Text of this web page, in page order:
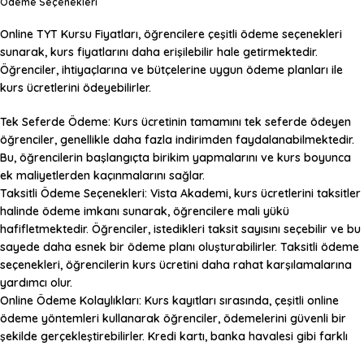
Online TYT Kursu Fiyatları, öğrencilere çeşitli ödeme seçenekleri
sunarak, kurs fiyatlarını daha erişilebilir hale getirmektedir.
Öğrenciler, ihtiyaçlarına ve bütçelerine uygun ödeme planları ile
kurs ücretlerini ödeyebilirler.
Tek Seferde Ödeme: Kurs ücretinin tamamını tek seferde ödeyen
öğrenciler, genellikle daha fazla indirimden faydalanabilmektedir.
Bu, öğrencilerin başlangıçta birikim yapmalarını ve kurs boyunca
ek maliyetlerden kaçınmalarını sağlar.
Taksitli Ödeme Seçenekleri: Vista Akademi, kurs ücretlerini taksitler
halinde ödeme imkanı sunarak, öğrencilere mali yükü
hafifletmektedir. Öğrenciler, istedikleri taksit sayısını seçebilir ve bu
sayede daha esnek bir ödeme planı oluşturabilirler. Taksitli ödeme
seçenekleri, öğrencilerin kurs ücretini daha rahat karşılamalarına
yardımcı olur.
Online Ödeme Kolaylıkları: Kurs kayıtları sırasında, çeşitli online
ödeme yöntemleri kullanarak öğrenciler, ödemelerini güvenli bir
şekilde gerçekleştirebilirler. Kredi kartı, banka havalesi gibi farklı